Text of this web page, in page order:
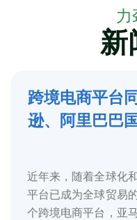
力
新
5
2025-3
跨境电商平台
逊、阿里巴巴
近年来，随着全球化
平台已成为全球贸易
个跨境电商平台，亚